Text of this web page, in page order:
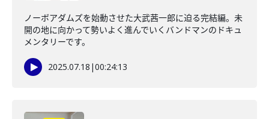
ノーボアダムズを始動させた大武茜一郎に迫る完結編。未
開の地に向かって勢いよく進んでいくバンドマンのドキュ
メンタリーです。
2025.07.18 |00:24:13